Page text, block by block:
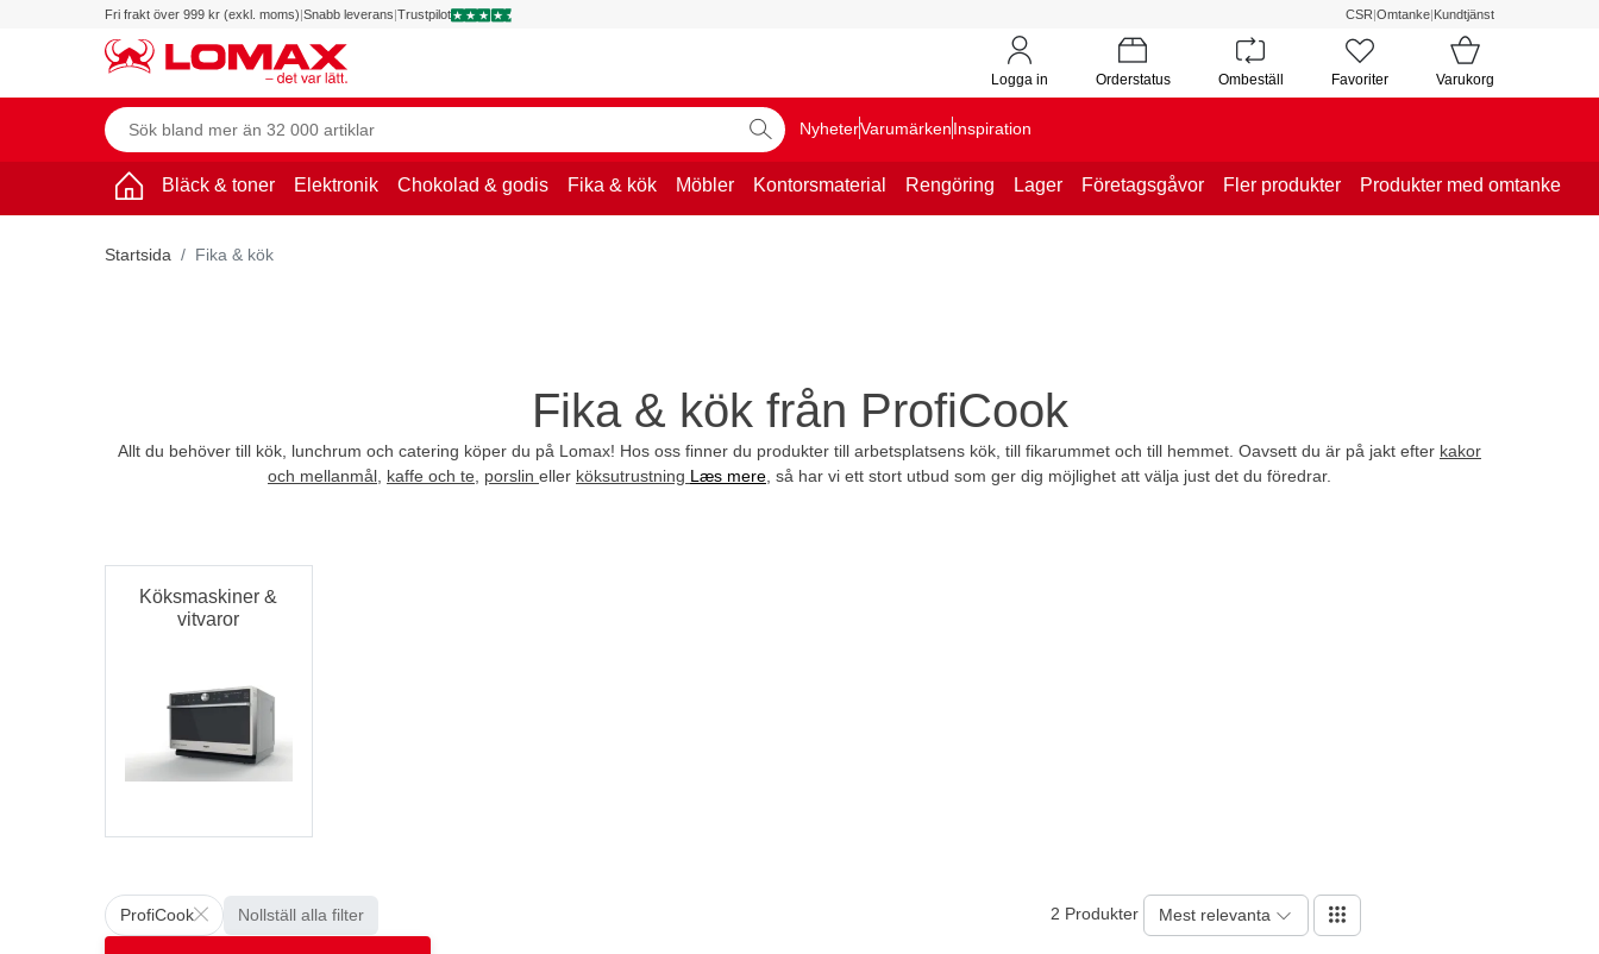
Fri frakt över 999 kr (exkl. moms)|Snabb leverans|Trustpilot CSR|Omtanke|Kundtjänst
Logga in Orderstatus Ombeställ Favoriter Varukorg
NyheterVarumärkenInspiration
Bläck & toner Elektronik Chokolad & godis Fika & kök Möbler Kontorsmaterial Rengöring Lager Företagsgåvor Fler produkter Produkter med omtanke
Startsida Fika & kök
Fika & kök från ProfiCook
Allt du behöver till kök, lunchrum och catering köper du på Lomax! Hos oss finner du produkter till arbetsplatsens kök, till fikarummet och till hemmet. Oavsett du är på jakt efter kakor
och mellanmål kaffe och te porslin eller köksutrustning Læs mere , så har vi ett stort utbud som ger dig möjlighet att välja just det du föredrar.
Köksmaskiner &
vitvaror
ProfiCook Nollställ alla filter 2 Produkter Mest relevanta